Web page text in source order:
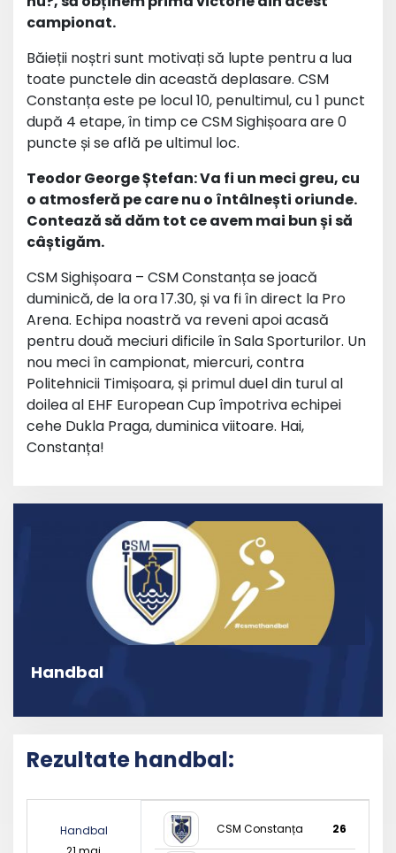
campionat.
Băieții noștri sunt motivați să lupte pentru a lua
toate punctele din această deplasare. CSM
Constanța este pe locul 10, penultimul, cu 1 punct
după 4 etape, în timp ce CSM Sighișoara are 0
puncte și se află pe ultimul loc.
Teodor George Ștefan: Va fi un meci greu, cu
o atmosferă pe care nu o întâlnești oriunde.
Contează să dăm tot ce avem mai bun și să
câștigăm.
CSM Sighișoara – CSM Constanța se joacă
duminică, de la ora 17.30, și va fi în direct la Pro
Arena. Echipa noastră va reveni apoi acasă
pentru două meciuri dificile în Sala Sporturilor. Un
nou meci în campionat, miercuri, contra
Politehnicii Timișoara, și primul duel din turul al
doilea al EHF European Cup împotriva echipei
cehe Dukla Praga, duminica viitoare. Hai,
Constanța!
Handbal
Rezultate handbal:
Handbal
CSM Constanța 26